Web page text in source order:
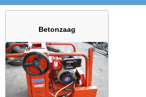
Betonzaag